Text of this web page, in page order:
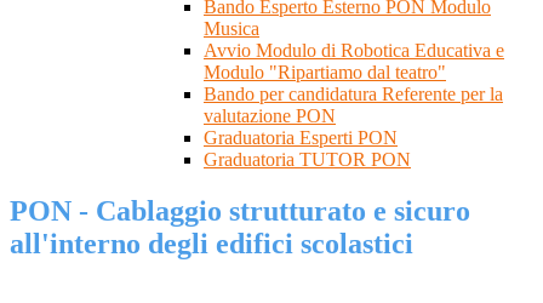
Bando Esperto Esterno PON Modulo
Musica
Avvio Modulo di Robotica Educativa e
Modulo "Ripartiamo dal teatro"
Bando per candidatura Referente per la
valutazione PON
Graduatoria Esperti PON
Graduatoria TUTOR PON
PON - Cablaggio strutturato e sicuro
all'interno degli edifici scolastici